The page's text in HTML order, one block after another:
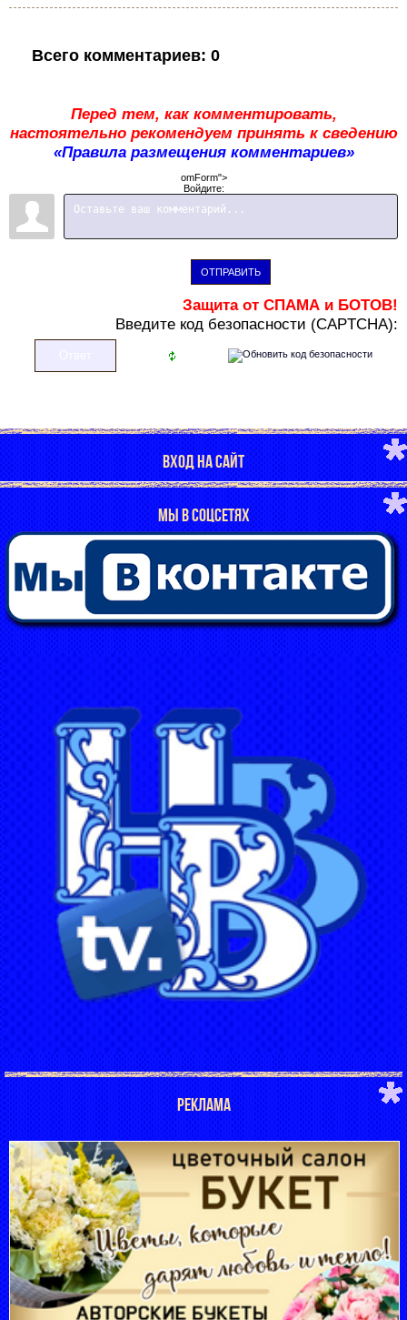
Всего комментариев: 0
Перед тем, как комментировать,
настоятельно рекомендуем принять к сведению
«Правила размещения комментариев»
omForm">
Войдите:
ОТПРАВИТЬ
Защита от СПАМА и БОТОВ!
Введите код безопасности (CAPTCHA):
ВХОД НА САЙТ
МЫ В СОЦСЕТЯХ
РЕКЛАМА